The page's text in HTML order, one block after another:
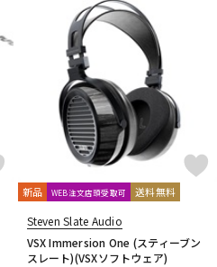
新品 WEB注文店頭受取可 送料無料
Steven Slate Audio
VSX Immersion One (スティーブン
スレート)(VSXソフトウェア)